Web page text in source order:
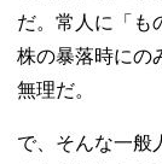
だ。常人に「も
株の暴落時にの
無理だ。
で、そんな一般